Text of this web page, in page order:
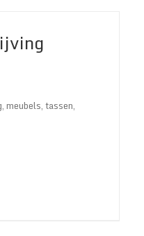
meubels, tassen,